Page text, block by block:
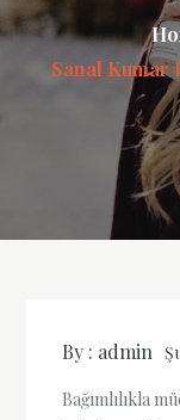
Sanal Kumar
By : admin
Bağımlılıkla